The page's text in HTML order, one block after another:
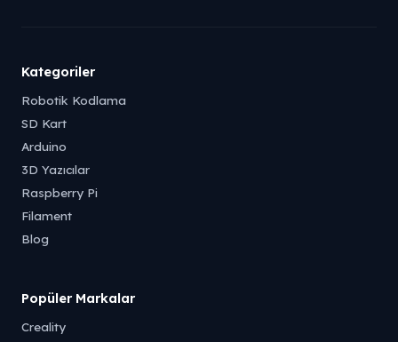
Kategoriler
Robotik Kodlama
SD Kart
Arduino
3D Yazıcılar
Raspberry Pi
Filament
Blog
Popüler Markalar
Creality